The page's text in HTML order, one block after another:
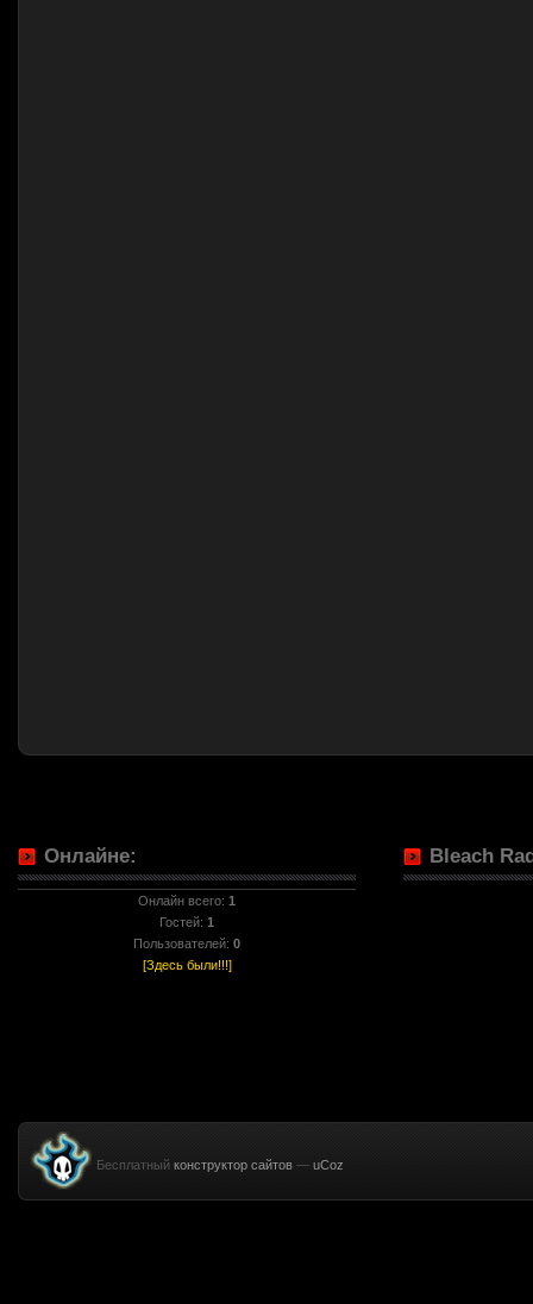
Онлайне:
Онлайн всего: 1
Гостей: 1
Пользователей: 0
[Здесь были!!!]
Bleach
Бесплатный конструктор сайтов — uCoz